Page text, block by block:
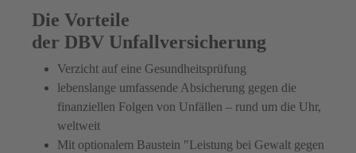
Die Vorteile
der DBV Unfallversicherung
Verzicht auf eine Gesundheitsprüfung
lebenslange umfassende Absicherung gegen die
finanziellen Folgen von Unfällen – rund um die Uhr,
weltweit
Mit optionalem Baustein "Leistung bei Gewalt gegen